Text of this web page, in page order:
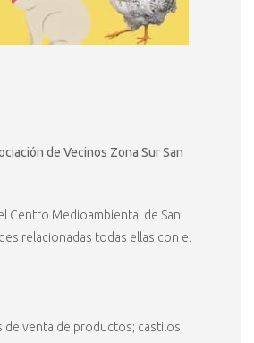
de Vecinos Zona Sur San
Centro Medioambiental de San
relacionadas todas ellas con el
de venta de productos; castilos